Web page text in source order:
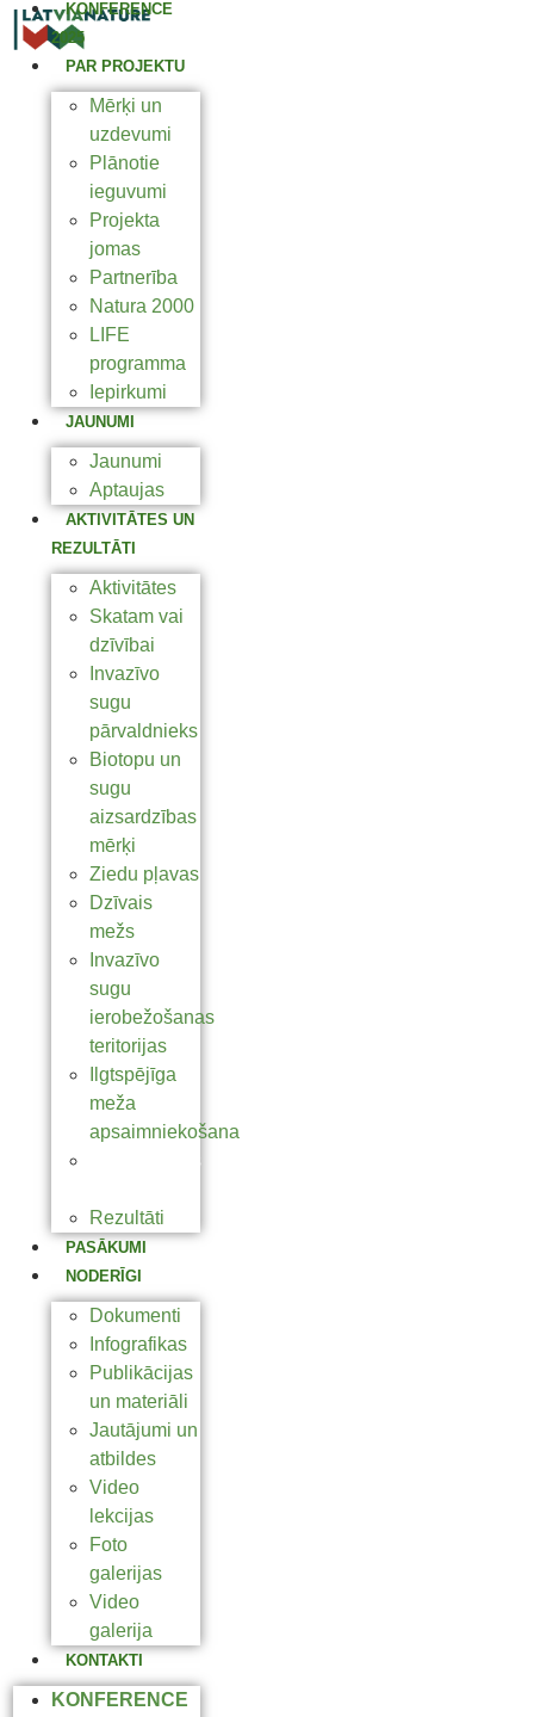
KONFERENCE
2025
PAR PROJEKTU
Mērķi un
uzdevumi
Plānotie
ieguvumi
Projekta
jomas
Partnerība
Natura 2000
LIFE
programma
Iepirkumi
JAUNUMI
Jaunumi
Aptaujas
AKTIVITĀTES UN
REZULTĀTI
Aktivitātes
Skatam vai
dzīvībai
Invazīvo
sugu
pārvaldnieks
Biotopu un
sugu
aizsardzības
mērķi
Ziedu pļavas
Dzīvais
mežs
Invazīvo
sugu
ierobežošanas
teritorijas
Ilgtspējīga
meža
apsaimniekošana
Rezultāti
PASĀKUMI
NODERĪGI
Dokumenti
Infografikas
Publikācijas
un materiāli
Jautājumi un
atbildes
Video
lekcijas
Foto
galerijas
Video
galerija
KONTAKTI
KONFERENCE